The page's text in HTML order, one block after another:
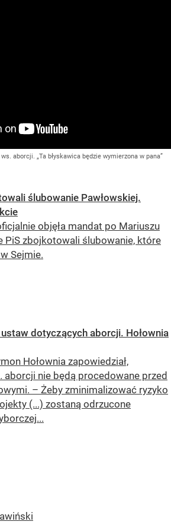
aborcji. „Ta błyskawica będzie wymierzona w pana”
ślubowanie Pawłowskiej.
objęła mandat po Mariuszu
PiS zbojkotowali ślubowanie, które
Sejmie.
dotyczących aborcji. Hołownia
Hołownia zapowiedział,
aborcji nie będą procedowane przed
– Żeby zminimalizować ryzyko
(...) zostaną odrzucone